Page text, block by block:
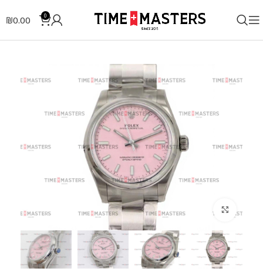
0
₪0.00
לחצו להגדלה